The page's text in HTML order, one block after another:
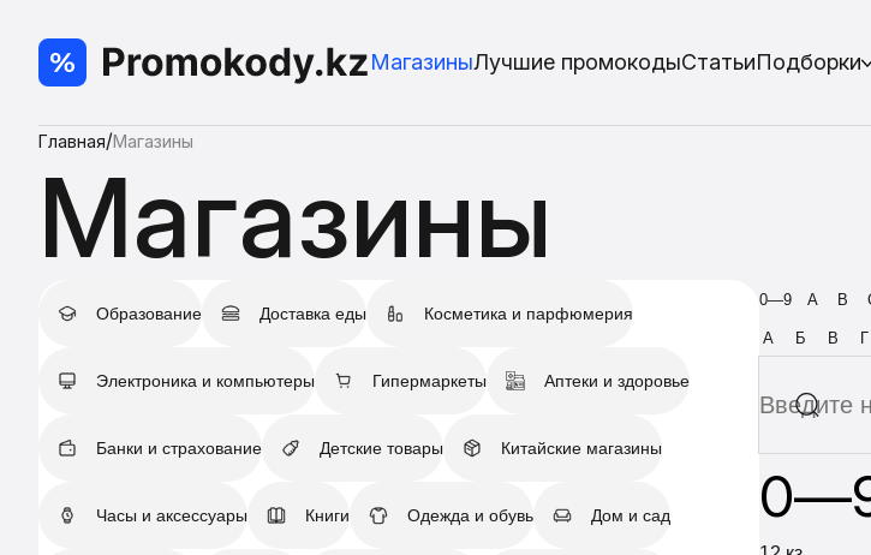
МагазиныЛучшие промокодыСтатьиПодборки
Главная/Магазины
Магазины
Образование Доставка еды Косметика и парфюмерия
Электроника и компьютеры Гипермаркеты Аптеки и здоровье
Банки и страхование Детские товары Китайские магазины
Часы и аксессуары Книги Одежда и обувь Дом и сад
0—9 A B
А Б В Г